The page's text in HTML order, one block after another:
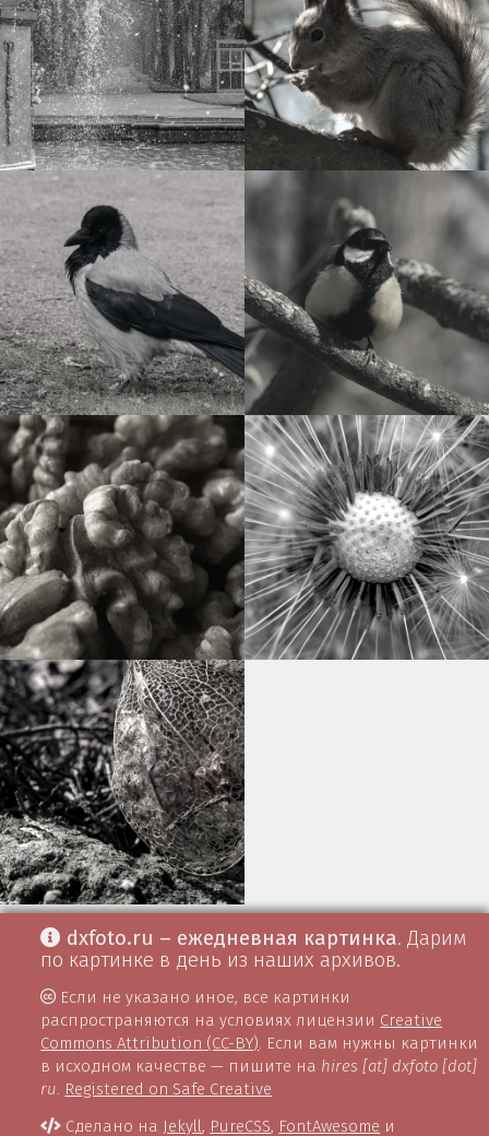
dxfoto.ru – ежедневная картинка. Дарим
по картинке в день из наших архивов.
Если не указано иное, все картинки
распространяются на условиях лицензии Creative
Commons Attribution (CC-BY). Если вам нужны картинки
в исходном качестве — пишите на hires [at] dxfoto [dot]
ru. Registered on Safe Creative
Сделано на Jekyll, PureCSS, FontAwesome и